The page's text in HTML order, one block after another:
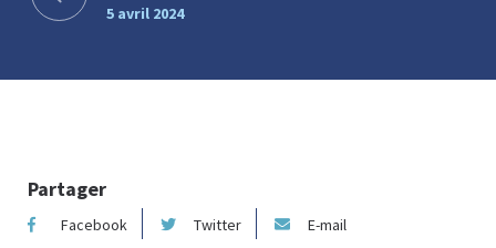
5 avril 2024
Partager
Facebook Twitter E-mail